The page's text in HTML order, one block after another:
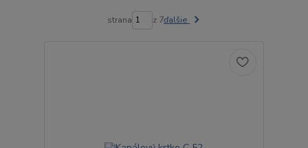
strana z 7ďalšie